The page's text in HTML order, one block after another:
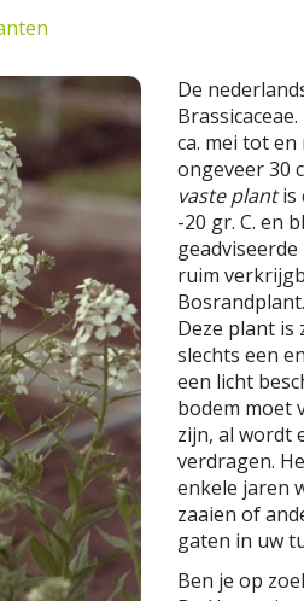
De
ca. mei tot
ongeveer 30
vaste plantis
-20 gr. C. en
ruim
Bosrandplant.
Deze plant
slechts een
een licht
bodem moet
zijn, al wordt
verdragen.
enkele jaren
zaaien of
gaten in uw
Ben je op